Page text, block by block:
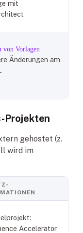
mit
von Vorlagen
Änderungen am
Projekten
gehostet (z.
wird im
Accelerator